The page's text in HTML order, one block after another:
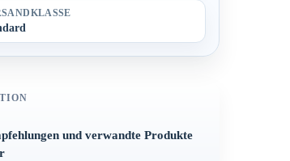
und verwandte Produkte